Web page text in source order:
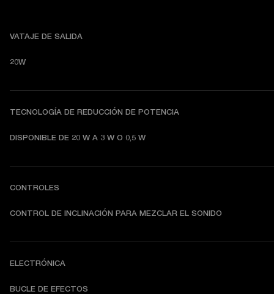
VATAJE DE SALIDA
20W
TECNOLOGÍA DE REDUCCIÓN DE POTENCIA
DISPONIBLE DE 20 W A 3 W O 0,5 W
CONTROLES
CONTROL DE INCLINACIÓN PARA MEZCLAR EL SONIDO
ELECTRÓNICA
BUCLE DE EFECTOS